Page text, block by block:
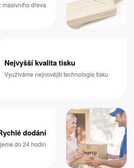
masivního dřeva
Nejvyšší kvalita tisku
Využíváme nejnovější technologie tisku
dodání
do 24 hodin